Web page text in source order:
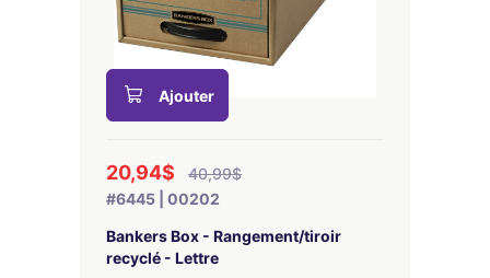
Ajouter
20,94$
40,99$
#6445 | 00202
Bankers Box - Rangement/tiroir
recyclé - Lettre